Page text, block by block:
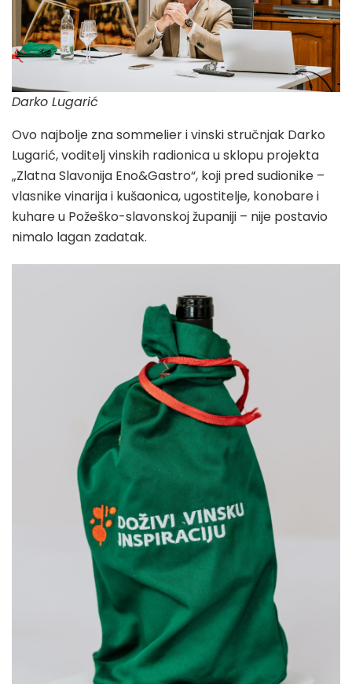
Darko Lugarić
Ovo najbolje zna sommelier i vinski stručnjak Darko
Lugarić, voditelj vinskih radionica u sklopu projekta
„Zlatna Slavonija Eno&Gastro“, koji pred sudionike –
vlasnike vinarija i kušaonica, ugostitelje, konobare i
kuhare u Požeško-slavonskoj županiji – nije postavio
nimalo lagan zadatak.